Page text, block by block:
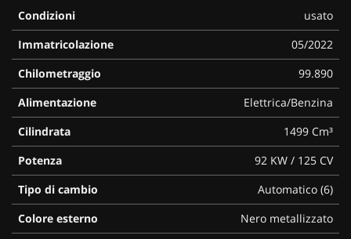
Condizioni
usato
Immatricolazione
05/2022
Chilometraggio
99.890
Alimentazione
Elettrica/Benzina
Cilindrata
1499 Cm³
Potenza
92 KW / 125 CV
Tipo di cambio
Automatico (6)
Colore esterno
Nero metallizzato